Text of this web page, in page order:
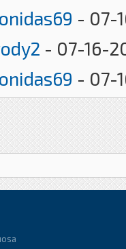
- 07-
- 07-16-
- 07-